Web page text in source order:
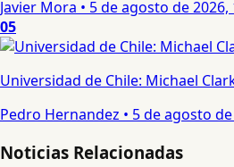
Javier Mora • 5 de agosto de 2026,
05
Universidad de Chile: Michael
Pedro Hernandez • 5 de agosto
Noticias Relacionadas